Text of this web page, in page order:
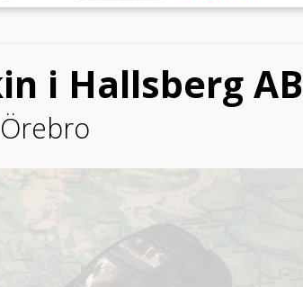
i Hallsberg AB
Örebro